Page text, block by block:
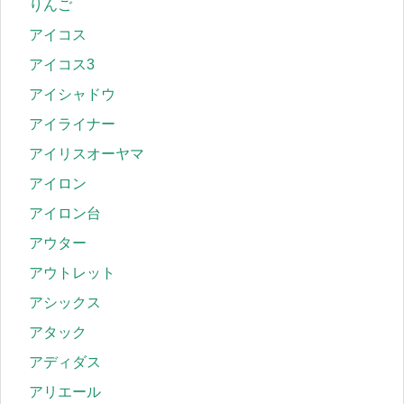
りんご
アイコス
アイコス3
アイシャドウ
アイライナー
アイリスオーヤマ
アイロン
アイロン台
アウター
アウトレット
アシックス
アタック
アディダス
アリエール